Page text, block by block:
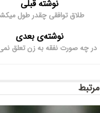
نوشته قبلی
طلاق توافقی چقدر طول
نوشته‌ی بعدی
در چه صورت نفقه به زن تعلق
مرتبط